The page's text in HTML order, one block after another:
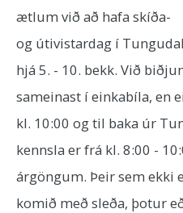
ætlum við að hafa skíða-
og útivistardag í Tungudal
hjá 5. - 10. bekk. Við
sameinast í einkabíla, en
kl. 10:00 og til baka úr
kennsla er frá kl. 8:00 -
árgöngum. Þeir sem ekki
komið með sleða, þotur